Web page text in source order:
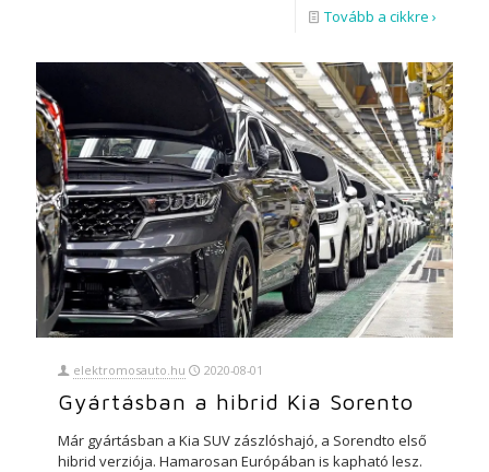
Tovább a cikkre ›
elektromosauto.hu 2020-08-01
Gyártásban a hibrid Kia Sorento
Már gyártásban a Kia SUV zászlóshajó, a Sorendto első
hibrid verziója. Hamarosan Európában is kapható lesz.